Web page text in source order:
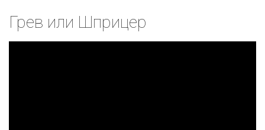
Грев или Шприцер